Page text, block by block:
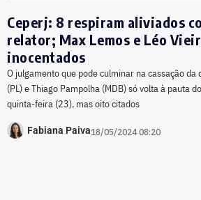
Ceperj: 8 respiram aliviados
relator; Max Lemos e Léo
inocentados
O julgamento que pode culminar na cassação da
(PL) e Thiago Pampolha (MDB) só volta à pauta
quinta-feira (23), mas oito citados
Fabiana Paiva18/05/2024 08:20